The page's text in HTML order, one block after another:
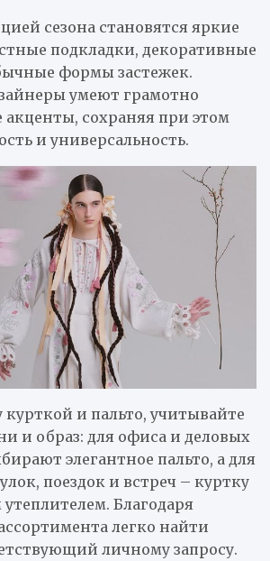
сезона становятся яркие
подкладки, декоративные
формы застежек.
умеют грамотно
акценты, сохраняя при этом
и универсальность.
и пальто, учитывайте
и образ: для офиса и деловых
элегантное пальто, а для
поездок и встреч – куртку
Благодаря
легко найти
личному запросу.